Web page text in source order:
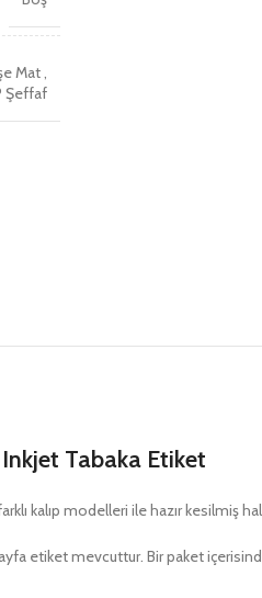
Mat
Şeffaf
Tabaka Etiket
kalıp modelleri ile hazır kesilmiş
etiket mevcuttur. Bir paket